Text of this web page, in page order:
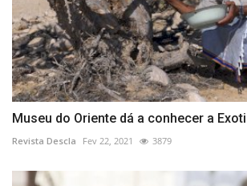
Museu do Oriente dá a conhecer a
Revista Descla Fev 22, 2021 3879